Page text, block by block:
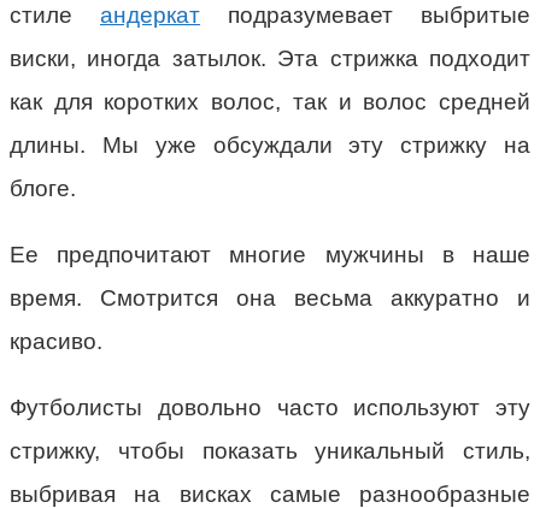
стиле андеркат подразумевает выбритые
виски, иногда затылок. Эта стрижка подходит
как для коротких волос, так и волос средней
длины. Мы уже обсуждали эту стрижку на
блоге.
Ее предпочитают многие мужчины в наше
время. Смотрится она весьма аккуратно и
красиво.
Футболисты довольно часто используют эту
стрижку, чтобы показать уникальный стиль,
выбривая на висках самые разнообразные